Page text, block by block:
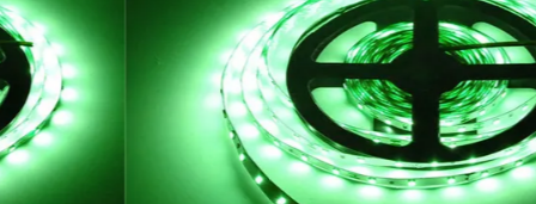
PRIVACY
POLICY